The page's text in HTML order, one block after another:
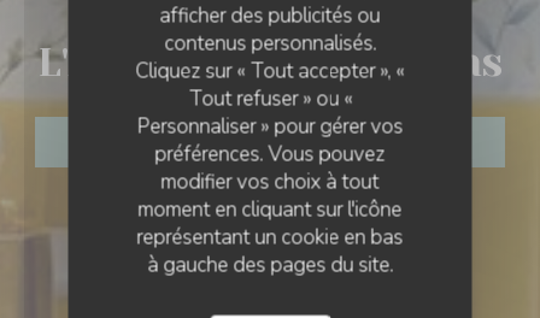
afficher des publicités ou
contenus personnalisés.
Cliquez sur « Tout accepter », «
Tout refuser » ou «
Personnaliser » pour gérer vos
préférences. Vous pouvez
modifier vos choix à tout
moment en cliquant sur l'icône
représentant un cookie en bas
à gauche des pages du site.
CUISINE CRÉATIVE• MUNSTER
L'Auberge aux 4 saisons
RÉSERVER
L'AUBERGE AUX 4 SAISONS